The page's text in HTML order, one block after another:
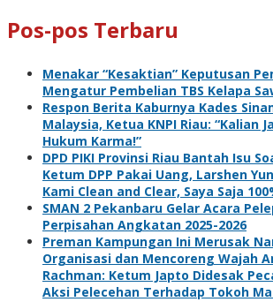
Pos-pos Terbaru
Menakar “Kesaktian” Keputusan
Mengatur Pembelian TBS Kelapa
Respon Berita Kaburnya Kades
Malaysia, Ketua KNPI Riau: “Kalian
Hukum Karma!”
DPD PIKI Provinsi Riau Bantah Isu
Ketum DPP Pakai Uang, Larshen
Kami Clean and Clear, Saya Saja
SMAN 2 Pekanbaru Gelar Acara
Perpisahan Angkatan 2025-2026
Preman Kampungan Ini Merusak
Organisasi dan Mencoreng Wajah
Rachman: Ketum Japto Didesak
Aksi Pelecehan Terhadap Tokoh